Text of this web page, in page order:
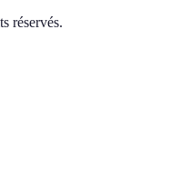
réservés.